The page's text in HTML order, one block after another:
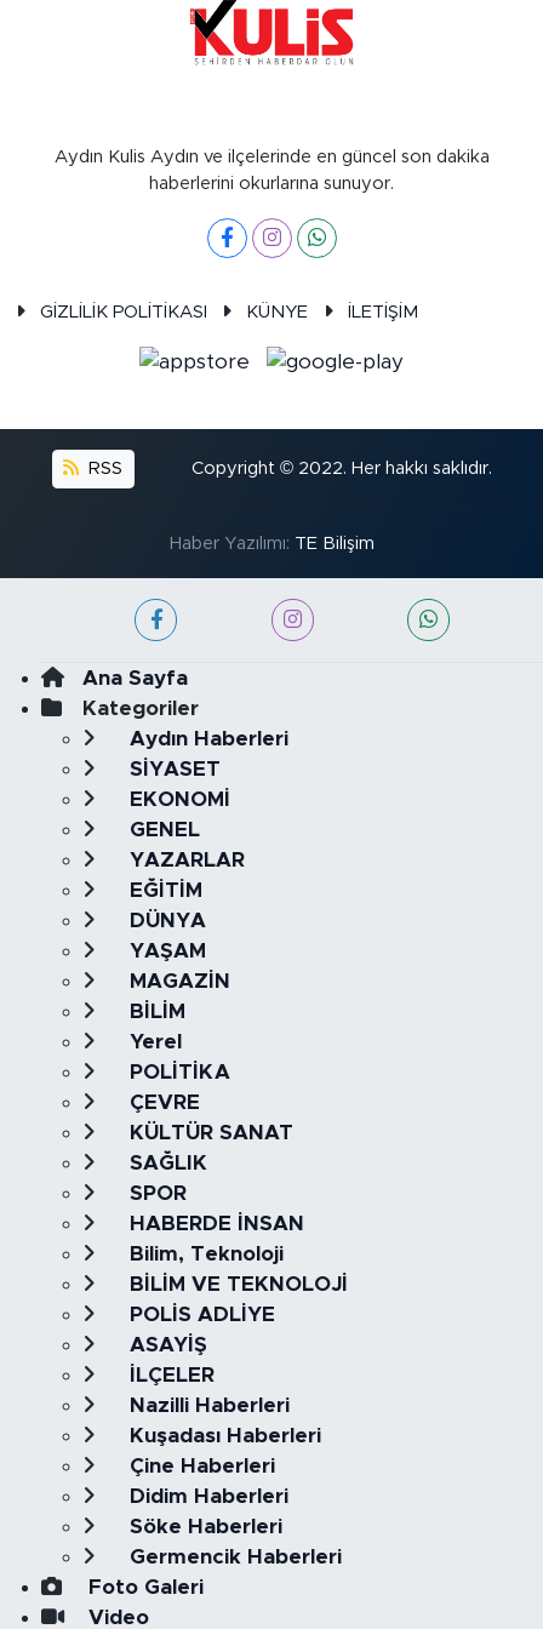
Aydın Kulis Aydın ve ilçelerinde en güncel son dakika
haberlerini okurlarına sunuyor.
GİZLİLİK POLİTİKASI KÜNYE İLETİŞİM
RSS Copyright © 2022. Her hakkı saklıdır.
Haber Yazılımı: TE Bilişim
Ana Sayfa
Kategoriler
Aydın Haberleri
SİYASET
EKONOMİ
GENEL
YAZARLAR
EĞİTİM
DÜNYA
YAŞAM
MAGAZİN
BİLİM
Yerel
POLİTİKA
ÇEVRE
KÜLTÜR SANAT
SAĞLIK
SPOR
HABERDE İNSAN
Bilim, Teknoloji
BİLİM VE TEKNOLOJİ
POLİS ADLİYE
ASAYİŞ
İLÇELER
Nazilli Haberleri
Kuşadası Haberleri
Çine Haberleri
Didim Haberleri
Söke Haberleri
Germencik Haberleri
Foto Galeri
Video